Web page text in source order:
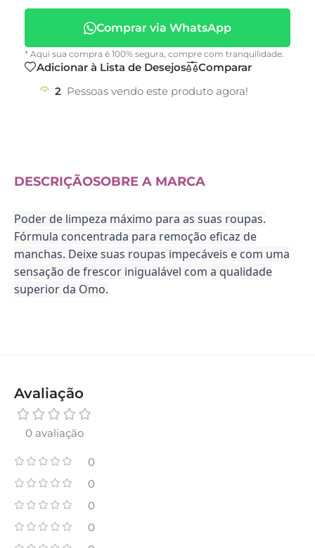
Comprar via WhatsApp
* Aqui sua compra é 100% segura, compre com tranquilidade.
Adicionar à Lista de Desejos
Comparar
2 Pessoas vendo este produto agora!
DESCRIÇÃOSOBRE A MARCA
Poder de limpeza máximo para as suas roupas.
Fórmula concentrada para remoção eficaz de
manchas. Deixe suas roupas impecáveis e com uma
sensação de frescor inigualável com a qualidade
superior da Omo.
Avaliação
0 avaliação
0
0
0
0